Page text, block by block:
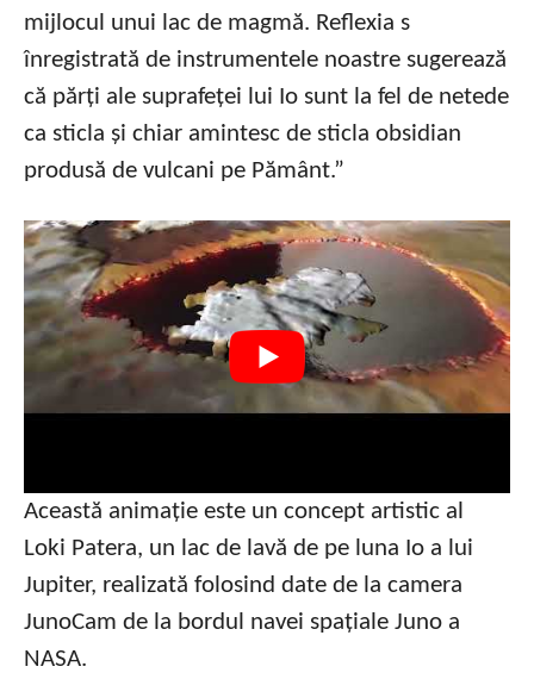
mijlocul unui lac de magmă. Reflexia s
înregistrată de instrumentele noastre sugerează
că părți ale suprafeței lui Io sunt la fel de netede
ca sticla și chiar amintesc de sticla obsidian
produsă de vulcani pe Pământ.”
Această animație este un concept artistic al
Loki Patera, un lac de lavă de pe luna Io a lui
Jupiter, realizată folosind date de la camera
JunoCam de la bordul navei spațiale Juno a
NASA.